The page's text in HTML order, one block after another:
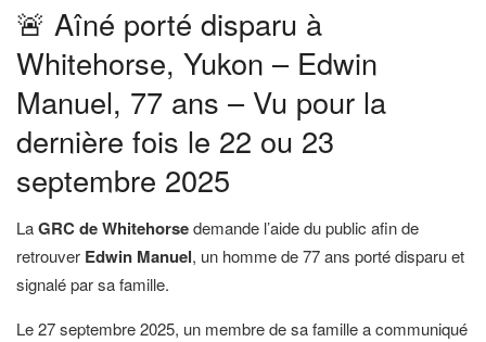
🚨 Aîné porté disparu à
Whitehorse, Yukon – Edwin
Manuel, 77 ans – Vu pour la
dernière fois le 22 ou 23
septembre 2025
LaGRC de Whitehorsedemande l’aide du public afin de
retrouver Edwin Manuel, un homme de 77 ans porté disparu et
signalé par sa famille.
Le 27 septembre 2025, un membre de sa famille a communiqué